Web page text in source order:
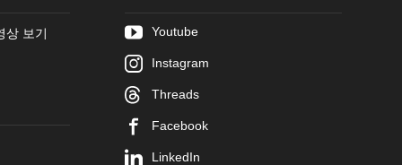
보기 Youtube
Instagram
Threads
Facebook
LinkedIn